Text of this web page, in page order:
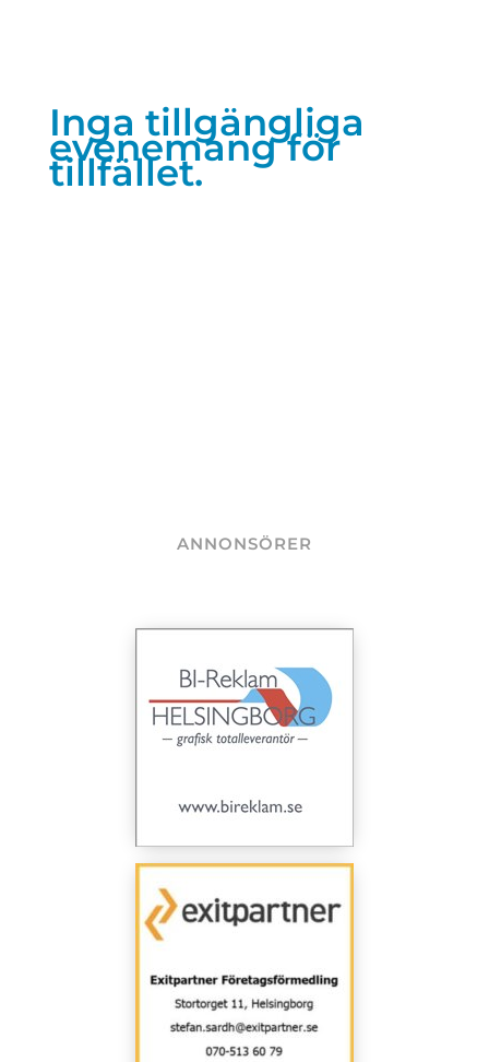
Inga tillgängliga
evenemang för
tillfället.
ANNONSÖRER